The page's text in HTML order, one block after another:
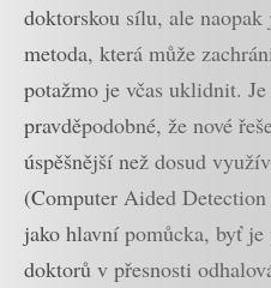
doktorskou sílu, ale
metoda, která může
potažmo je včas uklidnit.
pravděpodobné, že nové
úspěšnější než dosud
(Computer Aided
jako hlavní pomůcka, byť
doktorů v přesnosti